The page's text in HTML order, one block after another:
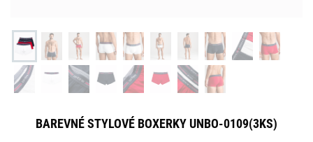
BAREVNÉ STYLOVÉ BOXERKY UNBO-0109(3KS)